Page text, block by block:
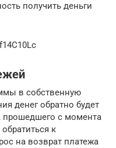
получить деньги
в собственную
денег обратно будет
прошедшего с момента
к
на возврат платежа